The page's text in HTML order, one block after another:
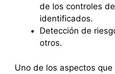
de los controles
identificados.
Detección de
otros.
Uno de los aspectos